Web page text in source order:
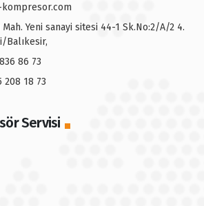
Mah. Yeni sanayi sitesi 44-1 Sk.No:2/A/2 4.
Balıkesir,
86 73
208 18 73
Servisi